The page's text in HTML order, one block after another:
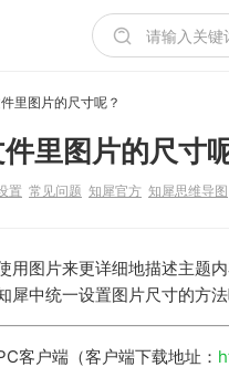
里图片的尺寸呢？
里图片的尺寸
置 常见问题 知犀官方 知犀思维导图
用图片来更详细地描述主题
中统一设置图片尺寸的方法
客户端（客户端下载地址：